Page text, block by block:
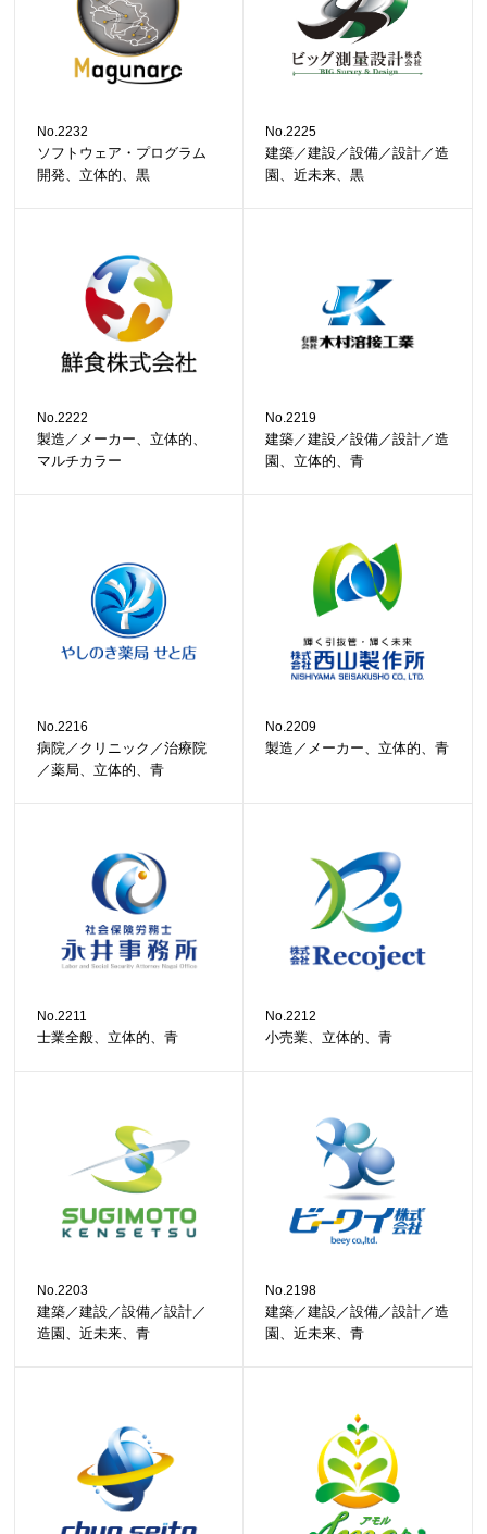
No.2232
ソフトウェア・プログラム
開発、立体的、黒
No.2225
建築／建設／設備／設計／造
園、近未来、黒
No.2222
製造／メーカー、立体的、
マルチカラー
No.2219
建築／建設／設備／設計／造
園、立体的、青
No.2216
病院／クリニック／治療院
／薬局、立体的、青
No.2209
製造／メーカー、立体的、青
No.2211
士業全般、立体的、青
No.2212
小売業、立体的、青
No.2203
建築／建設／設備／設計／
造園、近未来、青
No.2198
建築／建設／設備／設計／造
園、近未来、青